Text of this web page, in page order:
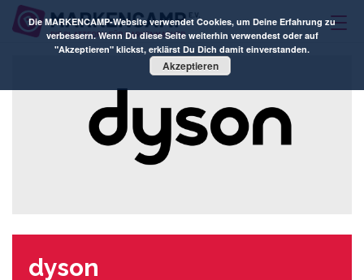
dyson
Die MARKENCAMP-Website verwendet Cookies, um Deine Erfahrung zu
verbessern. Wenn Du diese Seite weiterhin verwendest oder auf
"Akzeptieren" klickst, erklärst Du Dich damit einverstanden.
Akzeptieren